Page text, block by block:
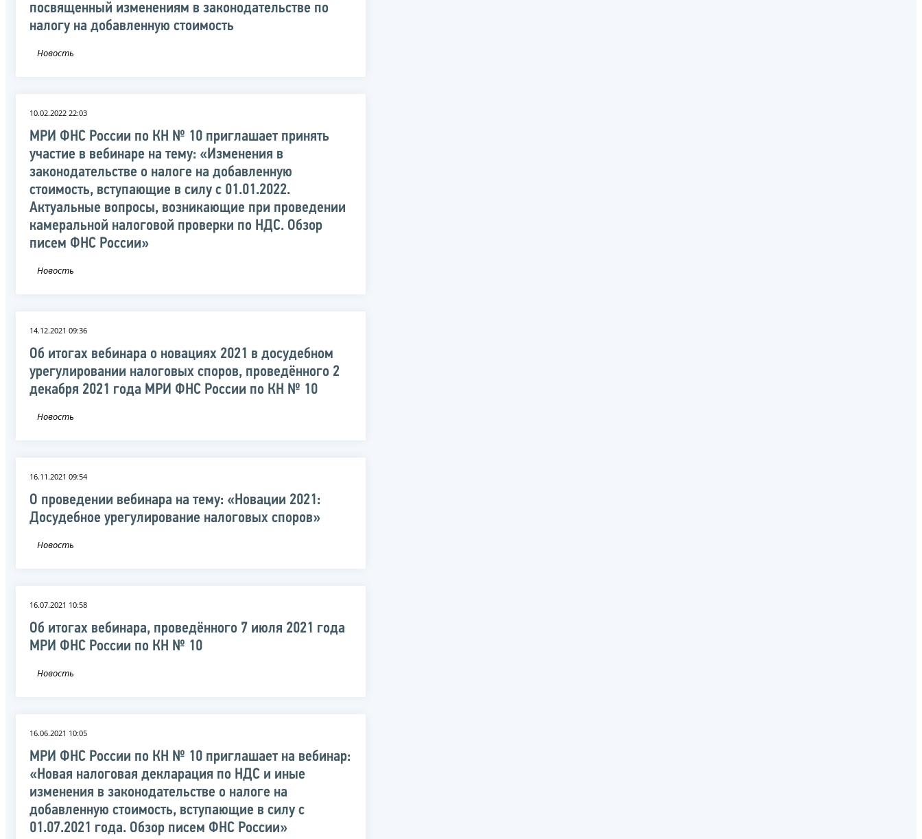
посвященный изменениям в законодательстве по
налогу на добавленную стоимость
Новость
10.02.2022 22:03
МРИ ФНС России по КН № 10 приглашает принять
участие в вебинаре на тему: «Изменения в
законодательстве о налоге на добавленную
стоимость, вступающие в силу с 01.01.2022.
Актуальные вопросы, возникающие при проведении
камеральной налоговой проверки по НДС. Обзор
писем ФНС России»
Новость
14.12.2021 09:36
Об итогах вебинара о новациях 2021 в досудебном
урегулировании налоговых споров, проведённого 2
декабря 2021 года МРИ ФНС России по КН № 10
Новость
16.11.2021 09:54
О проведении вебинара на тему: «Новации 2021:
Досудебное урегулирование налоговых споров»
Новость
16.07.2021 10:58
Об итогах вебинара, проведённого 7 июля 2021 года
МРИ ФНС России по КН № 10
Новость
16.06.2021 10:05
МРИ ФНС России по КН № 10 приглашает на вебинар:
«Новая налоговая декларация по НДС и иные
изменения в законодательстве о налоге на
добавленную стоимость, вступающие в силу с
01.07.2021 года. Обзор писем ФНС России»